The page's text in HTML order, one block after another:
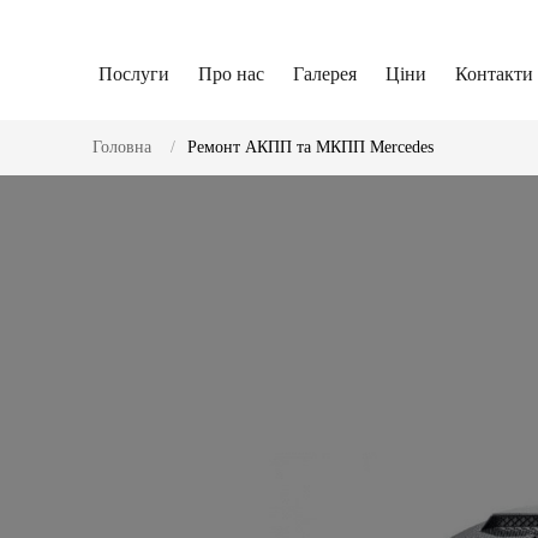
Послуги Про нас Галерея Ціни Контакти
Головна Ремонт АКПП та МКПП Mercedes